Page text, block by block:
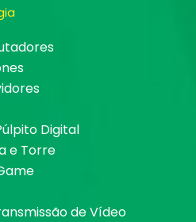
Digital
e Torre
de Vídeo